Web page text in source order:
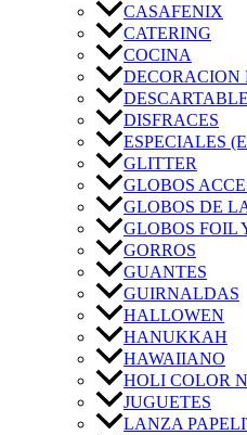
CASAFENIX
CATERING
COCINA
DECORACION
DISFRACES
ESPECIALES
GLITTER
GLOBOS
GLOBOS DE
GLOBOS FOIL
GORROS
GUANTES
GUIRNALDAS
HALLOWEN
HANUKKAH
HAWAIIANO
HOLI COLOR
JUGUETES
LANZA